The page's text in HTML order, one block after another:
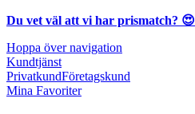
Du vet väl att vi har prismatch? 😍
Hoppa över navigation
Kundtjänst
PrivatkundFöretagskund
Mina Favoriter